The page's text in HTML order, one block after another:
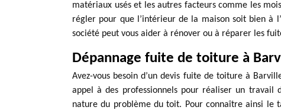
matériaux usés et les autres facteurs comme les
régler pour que l’intérieur de la maison soit bien à
société peut vous aider à rénover ou à réparer les
Dépannage fuite de toiture à
Avez-vous besoin d’un devis fuite de toiture à
appel à des professionnels pour réaliser un
nature du problème du toit. Pour connaître ainsi